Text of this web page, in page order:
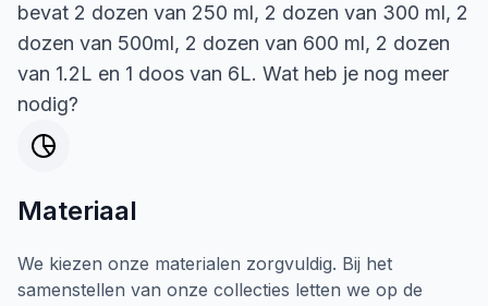
bevat 2 dozen van 250 ml, 2 dozen van 300 ml, 2
dozen van 500ml, 2 dozen van 600 ml, 2 dozen
van 1.2L en 1 doos van 6L. Wat heb je nog meer
nodig?
Materiaal
We kiezen onze materialen zorgvuldig. Bij het
samenstellen van onze collecties letten we op de